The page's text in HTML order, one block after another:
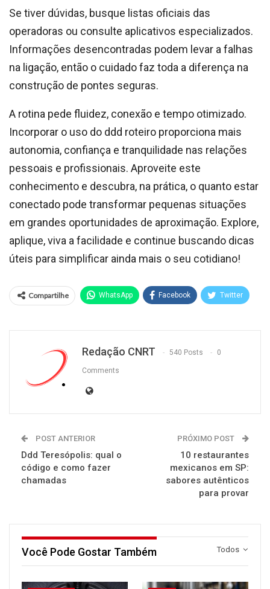
Se tiver dúvidas, busque listas oficiais das
operadoras ou consulte aplicativos especializados.
Informações desencontradas podem levar a falhas
na ligação, então o cuidado faz toda a diferença na
construção de pontes seguras.
A rotina pede fluidez, conexão e tempo otimizado.
Incorporar o uso do ddd roteiro proporciona mais
autonomia, confiança e tranquilidade nas relações
pessoais e profissionais. Aproveite este
conhecimento e descubra, na prática, o quanto estar
conectado pode transformar pequenas situações
em grandes oportunidades de aproximação. Explore,
aplique, viva a facilidade e continue buscando dicas
úteis para simplificar ainda mais o seu cotidiano!
Compartilhe WhatsApp Facebook Twitter
Redação CNRT 540 Posts 0
Comments
POST ANTERIOR
Ddd Teresópolis: qual o
código e como fazer
chamadas
PRÓXIMO POST
10 restaurantes
mexicanos em SP:
sabores autênticos
para provar
Todos
Você Pode Gostar Também